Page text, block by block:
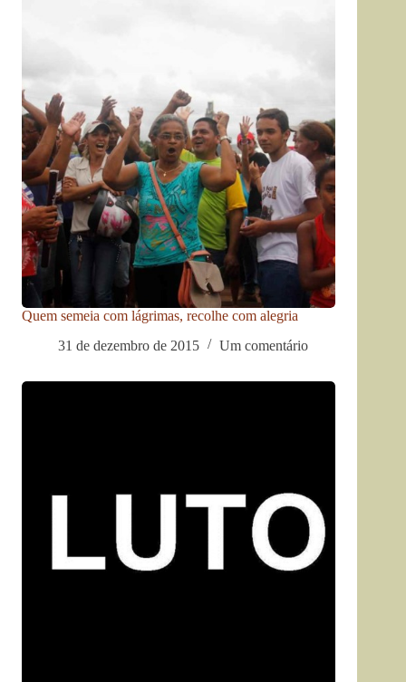
Quem semeia com lágrimas, recolhe com alegria
31 de dezembro de 2015
Um comentário